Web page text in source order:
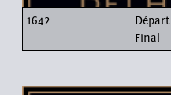
1642 Départ
Final